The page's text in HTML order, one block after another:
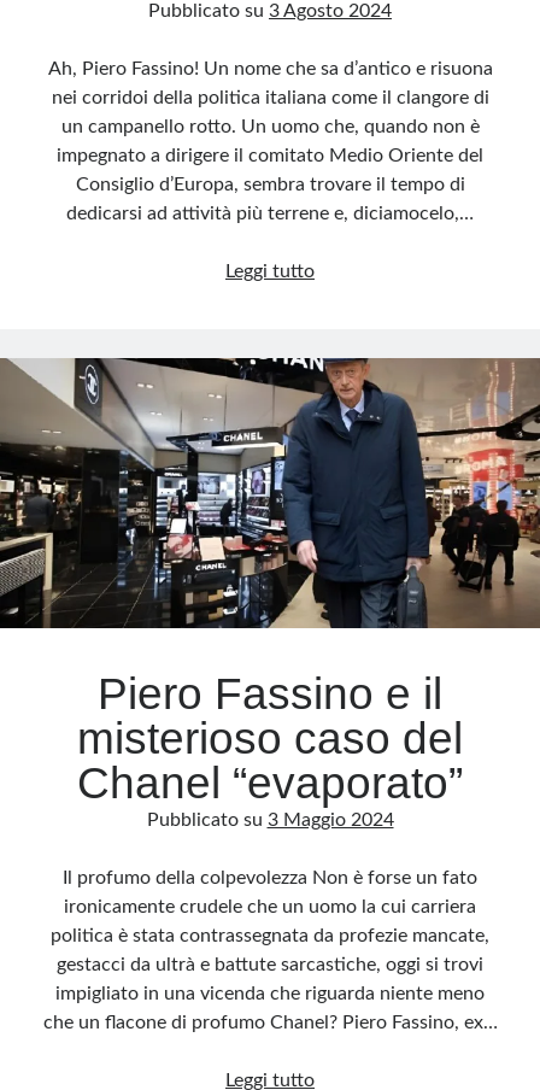
Pubblicato su 3 Agosto 2024
Ah, Piero Fassino! Un nome che sa d’antico e risuona
nei corridoi della politica italiana come il clangore di
un campanello rotto. Un uomo che, quando non è
impegnato a dirigere il comitato Medio Oriente del
Consiglio d’Europa, sembra trovare il tempo di
dedicarsi ad attività più terrene e, diciamocelo,…
Leggi tuttoFassino
profumo
rubato:
500
euro
la
giustizia
Piero Fassino e il
misterioso caso del
Chanel “evaporato”
Pubblicato su 3 Maggio 2024
Il profumo della colpevolezza Non è forse un fato
ironicamente crudele che un uomo la cui carriera
politica è stata contrassegnata da profezie mancate,
gestacci da ultrà e battute sarcastiche, oggi si trovi
impigliato in una vicenda che riguarda niente meno
che un flacone di profumo Chanel? Piero Fassino, ex…
Leggi tuttoPiero